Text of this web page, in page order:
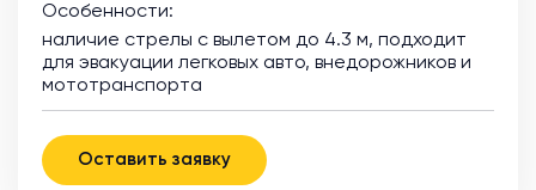
Особенности:
наличие стрелы с вылетом до 4.3 м, подходит
для эвакуации легковых авто, внедорожников и
мототранспорта
Оставить заявку